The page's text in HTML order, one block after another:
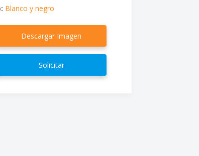
Blanco y negro
Descargar Imagen
Solicitar